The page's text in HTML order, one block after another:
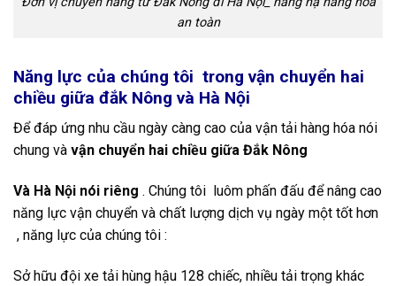
an toàn
Năng lực của chúng tôi trong vận chuyển hai
chiều giữa đắk Nông và Hà Nội
Để đáp ứng nhu cầu ngày càng cao của vận tải hàng hóa nói
chung và vận chuyển hai chiều giữa Đắk Nông
Và Hà Nội nói riêng . Chúng tôi luôm phấn đấu để nâng cao
năng lực vận chuyển và chất lượng dịch vụ ngày một tốt hơn
, năng lực của chúng tôi :
Sở hữu đội xe tải hùng hậu 128 chiếc, nhiều tải trọng khác